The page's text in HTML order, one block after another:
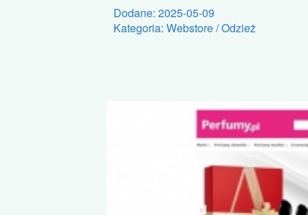
Dodane: 2025-05-09
Kategoria: Webstore / Odzież